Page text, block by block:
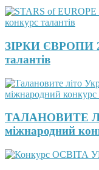
ЗІРКИ ЄВРОПИ
талантів
ТАЛАНОВИТЕ
міжнародний